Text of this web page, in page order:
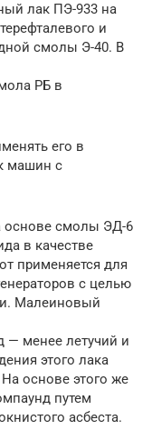
лак ПЭ-933 на
и
смолы Э-40. В
РБ в
его в
машин с
основе смолы ЭД-6
в качестве
применяется для
с целью
Малеиновый
— менее летучий и
этого лака
основе этого же
путем
асбеста.